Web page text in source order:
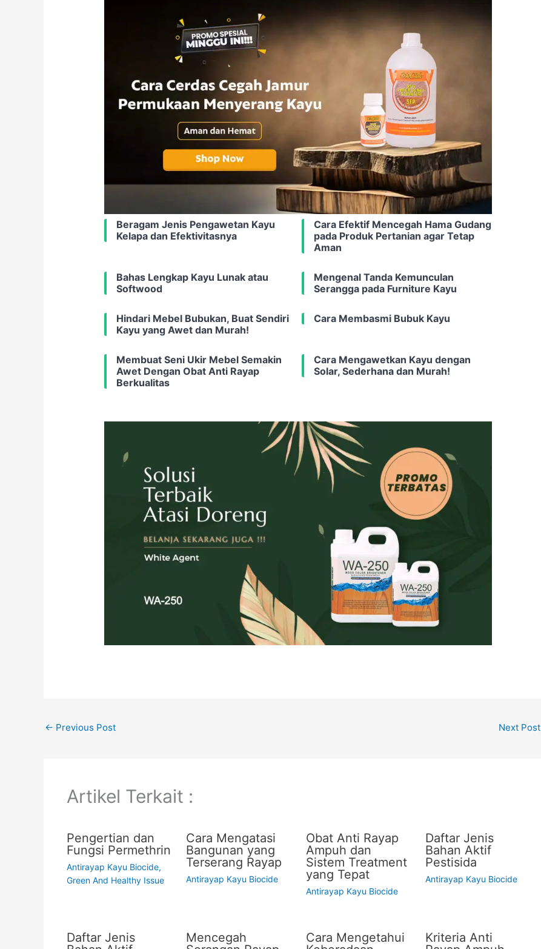
Beragam Jenis Pengawetan Kayu
Kelapa dan Efektivitasnya
Cara Efektif Mencegah Hama Gudang
pada Produk Pertanian agar Tetap
Aman
Bahas Lengkap Kayu Lunak atau
Softwood
Mengenal Tanda Kemunculan
Serangga pada Furniture Kayu
Hindari Mebel Bubukan, Buat Sendiri
Kayu yang Awet dan Murah!
Cara Membasmi Bubuk Kayu
Membuat Seni Ukir Mebel Semakin
Awet Dengan Obat Anti Rayap
Berkualitas
Cara Mengawetkan Kayu dengan
Solar, Sederhana dan Murah!
← Previous Post Next Post
Artikel Terkait :
Pengertian dan
Fungsi Permethrin
Antirayap Kayu Biocide,
Green And Healthy Issue
Cara Mengatasi
Bangunan yang
Terserang Rayap
Antirayap Kayu Biocide
Obat Anti Rayap
Ampuh dan
Sistem Treatment
yang Tepat
Antirayap Kayu Biocide
Daftar Jenis
Bahan Aktif
Pestisida
Antirayap Kayu Biocide
Daftar Jenis
Mencegah
Cara Mengetahui
Kriteria Anti